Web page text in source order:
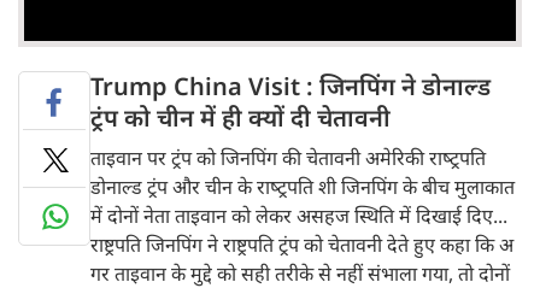
Trump China Visit : जिनपिंग ने डोनाल्ड
ट्रंप को चीन में ही क्यों दी चेतावनी
ताइवान पर ट्रंप को जिनपिंग की चेतावनी अमेरिकी राष्‍ट्रपति
डोनाल्ड ट्रंप और चीन के राष्‍ट्रपति शी जिनपिंग के बीच मुलाकात
में दोनों नेता ताइवान को लेकर असहज स्थिति में दिखाई दिए...
राष्ट्रपति जिनपिंग ने राष्ट्रपति ट्रंप को चेतावनी देते हुए कहा कि अ
गर ताइवान के मुद्दे को सही तरीके से नहीं संभाला गया, तो दोनों